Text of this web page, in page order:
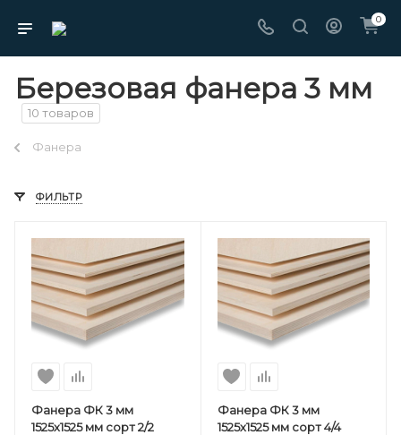
0
Березовая фанера 3 мм
10 товаров
Фанера
ФИЛЬТР
Фанера ФК 3 мм
1525х1525 мм сорт 2/2
Фанера ФК 3 мм
1525х1525 мм сорт 4/4